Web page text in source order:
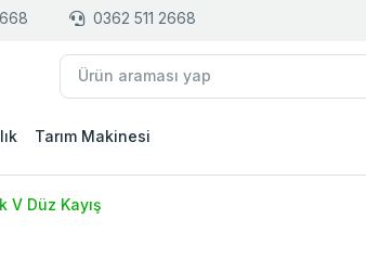
0362 511 2668
Tarım Makinesi
V Düz Kayış